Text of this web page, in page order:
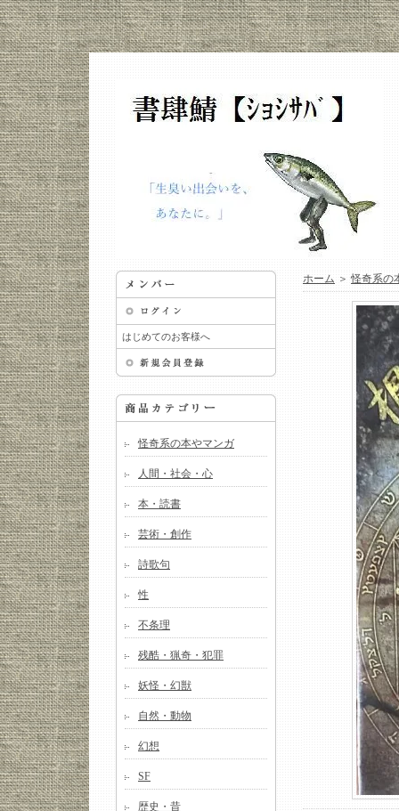
はじめてのお客様へ
怪奇系の本やマンガ
人間・社会・心
本・読書
芸術・創作
詩歌句
性
不条理
残酷・猟奇・犯罪
妖怪・幻獣
自然・動物
幻想
SF
歴史・昔
ホーム ＞ 怪奇系の